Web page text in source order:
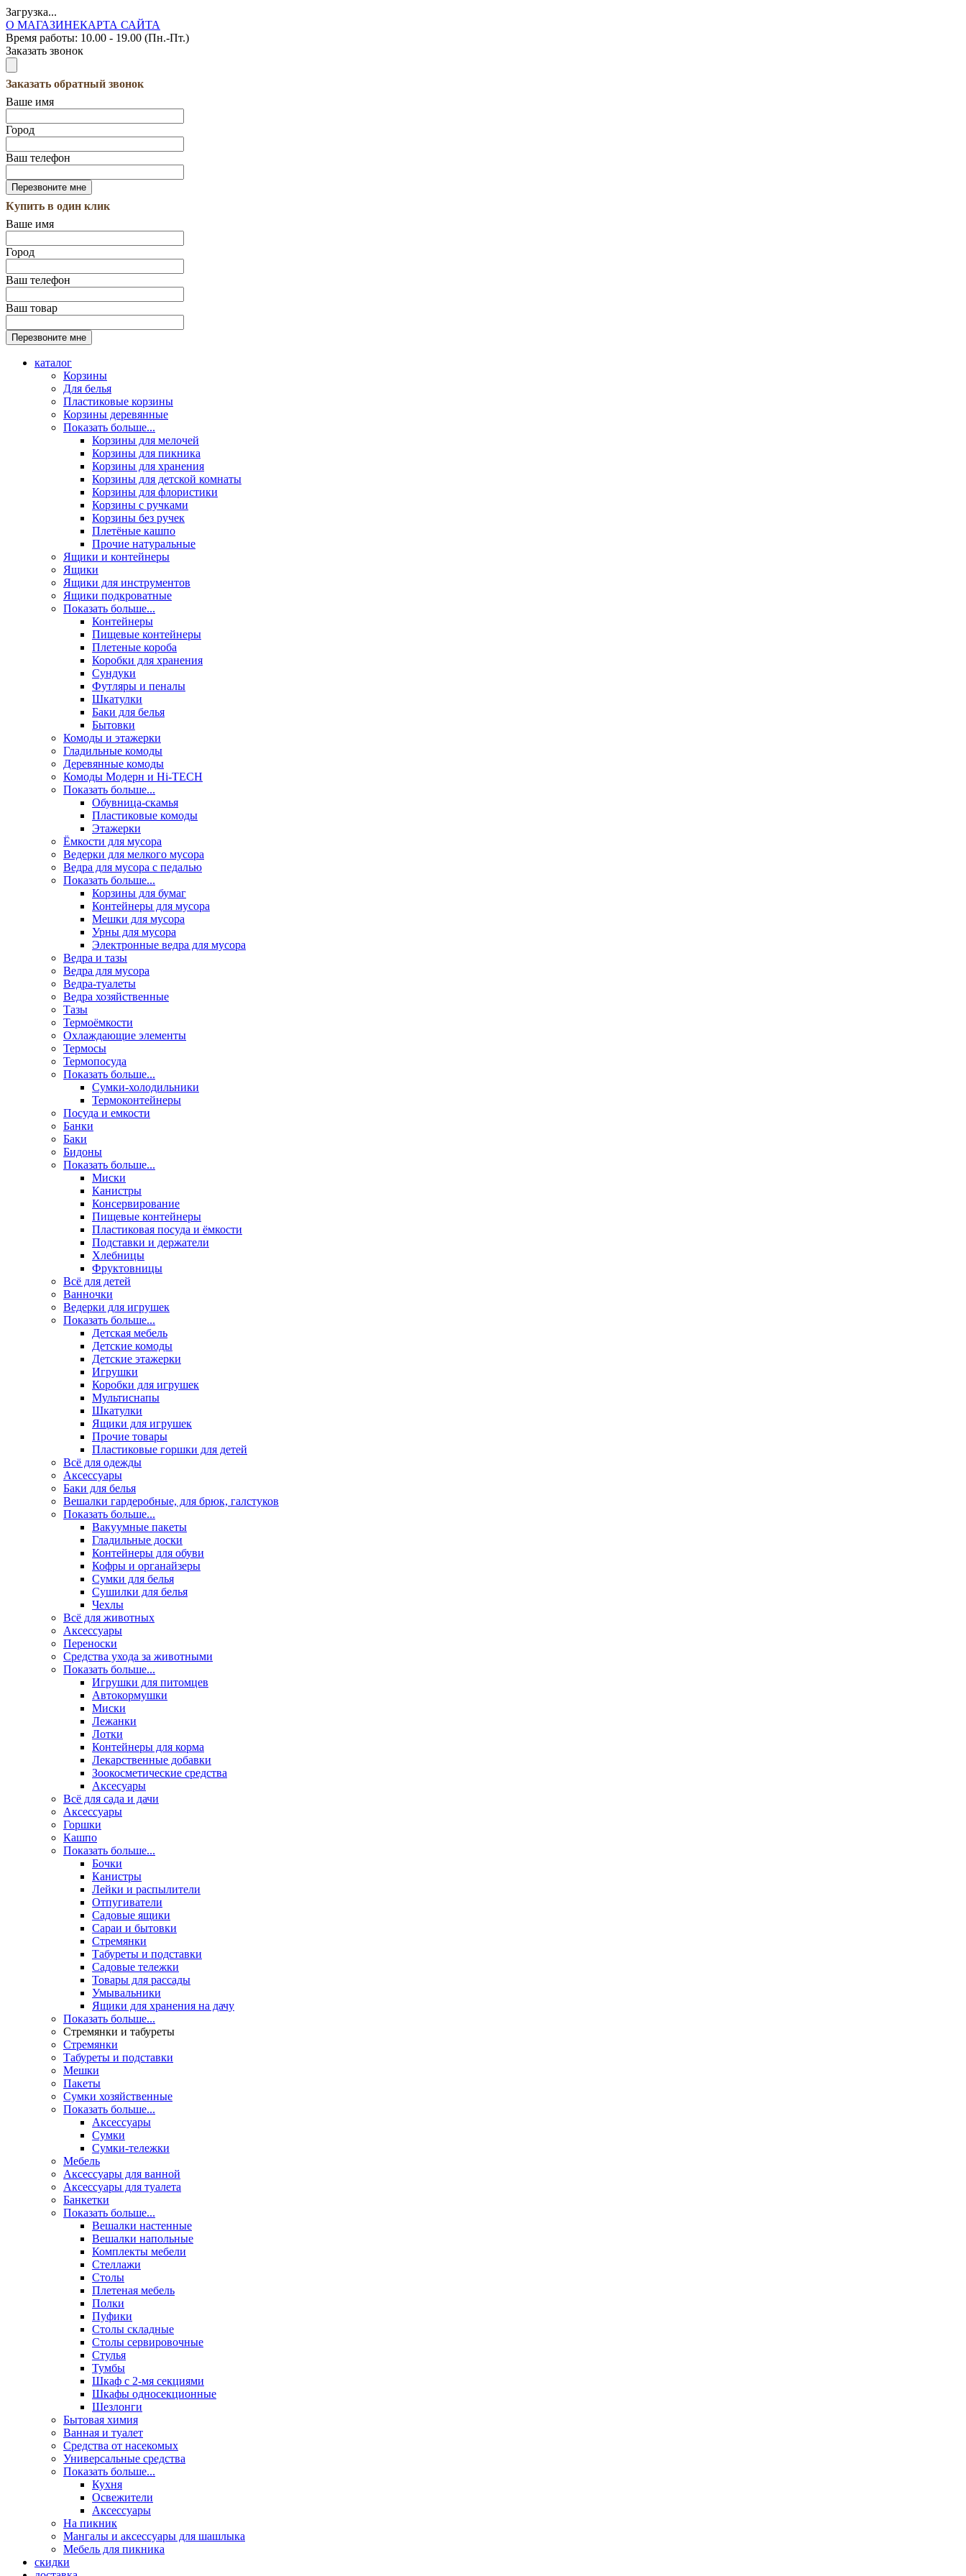
Загрузка...
О МАГАЗИНЕКАРТА САЙТА
Время работы: 10.00 - 19.00 (Пн.-Пт.)
Заказать звонок
Заказать обратный звонок
Ваше имя
Город
Ваш телефон
Купить в один клик
Ваше имя
Город
Ваш телефон
Ваш товар
каталог
Корзины
Для белья
Пластиковые корзины
Корзины деревянные
Показать больше...
Корзины для мелочей
Корзины для пикника
Корзины для хранения
Корзины для детской комнаты
Корзины для флористики
Корзины с ручками
Корзины без ручек
Плетёные кашпо
Прочие натуральные
Ящики и контейнеры
Ящики
Ящики для инструментов
Ящики подкроватные
Показать больше...
Контейнеры
Пищевые контейнеры
Плетеные короба
Коробки для хранения
Сундуки
Футляры и пеналы
Шкатулки
Баки для белья
Бытовки
Комоды и этажерки
Гладильные комоды
Деревянные комоды
Комоды Модерн и Hi-TECH
Показать больше...
Обувница-скамья
Пластиковые комоды
Этажерки
Ёмкости для мусора
Ведерки для мелкого мусора
Ведра для мусора с педалью
Показать больше...
Корзины для бумаг
Контейнеры для мусора
Мешки для мусора
Урны для мусора
Электронные ведра для мусора
Ведра и тазы
Ведра для мусора
Ведра-туалеты
Ведра хозяйственные
Тазы
Термоёмкости
Охлаждающие элементы
Термосы
Термопосуда
Показать больше...
Сумки-холодильники
Термоконтейнеры
Посуда и емкости
Банки
Баки
Бидоны
Показать больше...
Миски
Канистры
Консервирование
Пищевые контейнеры
Пластиковая посуда и ёмкости
Подставки и держатели
Хлебницы
Фруктовницы
Всё для детей
Ванночки
Ведерки для игрушек
Показать больше...
Детская мебель
Детские комоды
Детские этажерки
Игрушки
Коробки для игрушек
Мультиснапы
Шкатулки
Ящики для игрушек
Прочие товары
Пластиковые горшки для детей
Всё для одежды
Аксессуары
Баки для белья
Вешалки гардеробные, для брюк, галстуков
Показать больше...
Вакуумные пакеты
Гладильные доски
Контейнеры для обуви
Кофры и органайзеры
Сумки для белья
Сушилки для белья
Чехлы
Всё для животных
Аксесcуары
Переноски
Средства ухода за животными
Показать больше...
Игрушки для питомцев
Автокормушки
Миски
Лежанки
Лотки
Контейнеры для корма
Лекарственные добавки
Зоокосметические средства
Аксесуары
Всё для сада и дачи
Аксессуары
Горшки
Кашпо
Показать больше...
Бочки
Канистры
Лейки и распылители
Отпугиватели
Садовые ящики
Сараи и бытовки
Стремянки
Табуреты и подставки
Садовые тележки
Товары для рассады
Умывальники
Ящики для хранения на дачу
Показать больше...
Стремянки и табуреты
Стремянки
Табуреты и подставки
Мешки
Пакеты
Сумки хозяйственные
Показать больше...
Аксессуары
Сумки
Сумки-тележки
Мебель
Аксессуары для ванной
Аксессуары для туалета
Банкетки
Показать больше...
Вешалки настенные
Вешалки напольные
Комплекты мебели
Стеллажи
Столы
Плетеная мебель
Полки
Пуфики
Столы складные
Столы сервировочные
Стулья
Тумбы
Шкаф с 2-мя секциями
Шкафы односекционные
Шезлонги
Бытовая химия
Ванная и туалет
Средства от насекомых
Универсальные средства
Показать больше...
Кухня
Освежители
Аксессуары
На пикник
Мангалы и аксессуары для шашлыка
Мебель для пикника
скидки